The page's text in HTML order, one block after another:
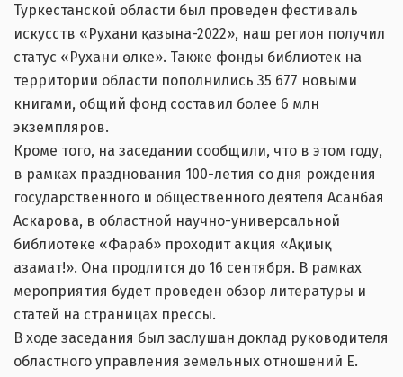
Туркестанской области был проведен фестиваль
искусств «Рухани қазына-2022», наш регион получил
статус «Рухани өлке». Также фонды библиотек на
территории области пополнились 35 677 новыми
книгами, общий фонд составил более 6 млн
экземпляров.
Кроме того, на заседании сообщили, что в этом году,
в рамках празднования 100-летия со дня рождения
государственного и общественного деятеля Асанбая
Аскарова, в областной научно-универсальной
библиотеке «Фараб» проходит акция «Ақиық
азамат!». Она продлится до 16 сентября. В рамках
мероприятия будет проведен обзор литературы и
статей на страницах прессы.
В ходе заседания был заслушан доклад руководителя
областного управления земельных отношений Е.